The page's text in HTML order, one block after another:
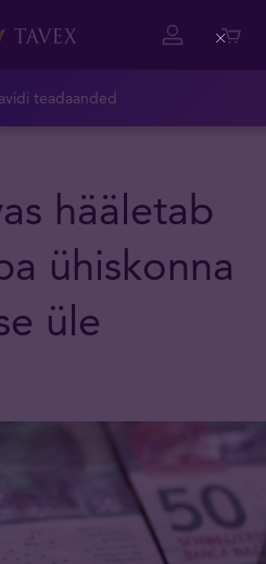
teadaanded
hääletab
ühiskonna
üle
Close